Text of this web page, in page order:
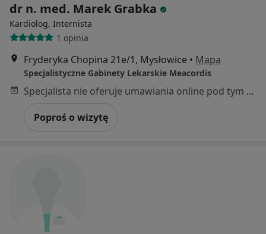
dr n. med. Marek Grabka
Kardiolog, Internista
1 opinia
Fryderyka Chopina 21e/1, Mysłowice • Mapa
Specjalistyczne Gabinety Lekarskie Meacordis
Specjalista nie oferuje umawiania online pod tym adresem.
Poproś o wizytę